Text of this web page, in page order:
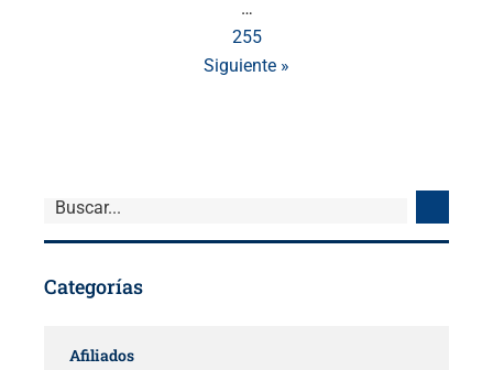
…
255
Siguiente »
Categorías
Afiliados